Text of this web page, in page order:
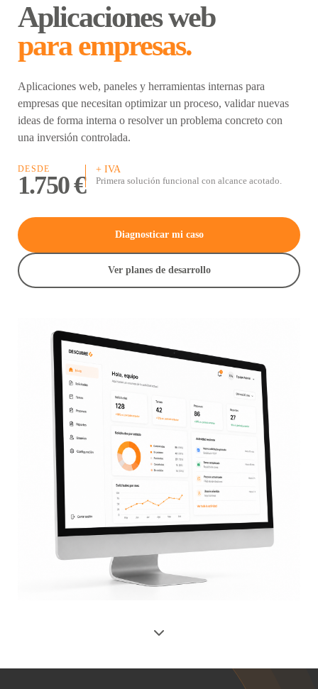
Aplicaciones web
para empresas.
Aplicaciones web, paneles y herramientas internas para
empresas que necesitan optimizar un proceso, validar nuevas
ideas de forma interna o resolver un problema concreto con
una inversión controlada.
DESDE
1.750 €
+ IVA
Primera solución funcional con alcance acotado.
Diagnosticar mi caso
Ver planes de desarrollo